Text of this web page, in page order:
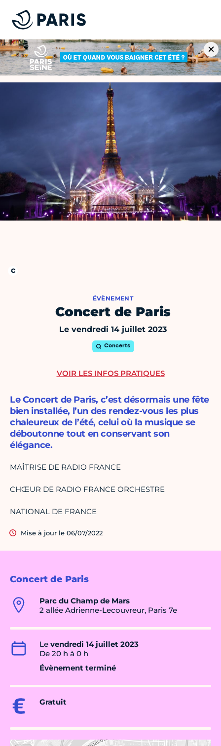
ÉVÈNEMENT
Concert de Paris
Le vendredi 14 juillet 2023
Concerts
Concert de Paris
Parc du Champ de Mars
2 allée Adrienne-Lecouvreur, Paris 7e
Le vendredi 14 juillet 2023
De 20 h à 0 h
Évènement terminé
Gratuit
Le Concert de Paris, c’est désormais une fête
bien installée, l’un des rendez-vous les plus
chaleureux de l’été, celui où la musique se
déboutonne tout en conservant son
élégance.
MAÎTRISE DE RADIO FRANCE
CHŒUR DE RADIO FRANCE ORCHESTRE
NATIONAL DE FRANCE
Mise à jour le 06/07/2022
VOIR LES INFOS PRATIQUES